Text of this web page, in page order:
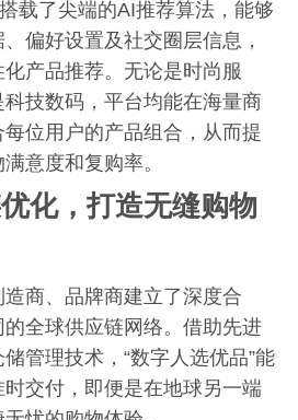
载了尖端的AI推荐算法，能够
偏好设置及社交圈层信息，
产品推荐。无论是时尚服
技数码，平台均能在海量商
位用户的产品组合，从而提
意度和复购率。
化，打造无缝购物
商、品牌商建立了深度合
全球供应链网络。借助先进
管理技术，“数字人选优品”能
交付，即便是在地球另一端